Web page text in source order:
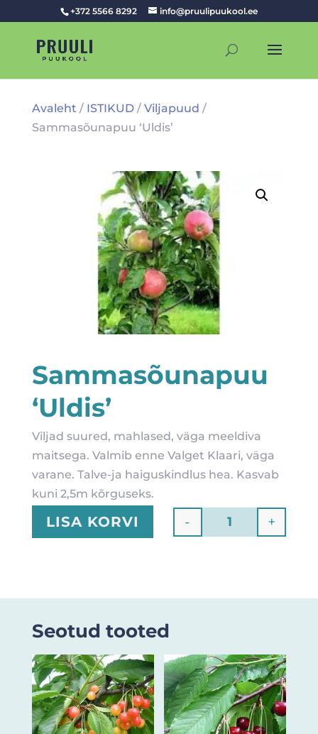
+372 5566 8292 info@pruulipuukool.ee
Avaleht / ISTIKUD/ Viljapuud /
Sammasõunapuu ‘Uldis’
Sammasõunapuu
‘Uldis’
Viljad suured, mahlased, väga meeldiva
maitsega. Valmib enne Valget Klaari, väga
varane. Talve-ja haiguskindlus hea. Kasvab
kuni 2,5m kõrguseks.
Quantity
- +
LISA KORVI
Seotud tooted